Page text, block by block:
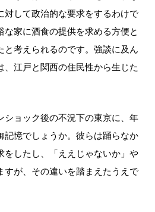
対して政治的な要求をするわけで
な家に酒食の提供を求める方便と
と考えられるのです。強談に及ん
、江戸と関西の住民性から生じた
ショック後の不況下の東京に、年
記憶でしょうか。彼らは踊らなか
をしたし、「ええじゃないか」や
すが、その違いを踏まえたうえで